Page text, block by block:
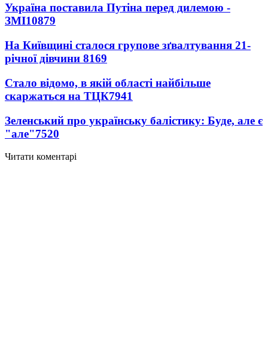
Україна поставила Путіна перед дилемою -
ЗМІ10879
На Київщині сталося групове зґвалтування 21-
річної дівчини 8169
Стало відомо, в якій області найбільше
скаржаться на ТЦК7941
Зеленський про українську балістику: Буде, але є
"але"7520
Читати коментарі